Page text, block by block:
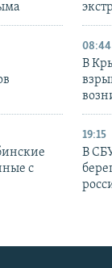
08:44
В
с
19:15
В